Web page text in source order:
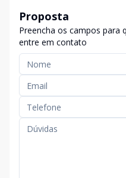
Proposta
Preencha os campos para
entre em contato